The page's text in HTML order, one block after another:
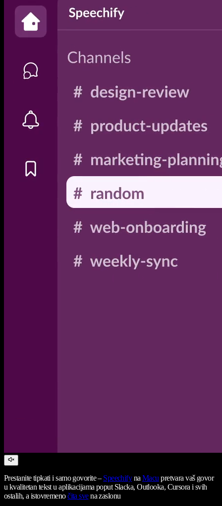
Prestanite tipkati i samo govorite – SpeechifynaMacu pretvara vaš govor
u kvalitetan tekst u aplikacijama poput Slacka, Outlooka, Cursora i svih
ostalih, a istovremenočita svena zaslonu